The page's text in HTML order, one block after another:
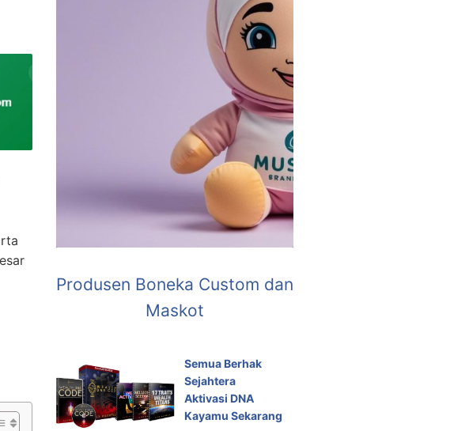
Produsen Boneka Custom dan
Maskot
Semua Berhak
Sejahtera
Aktivasi DNA
Kayamu Sekarang